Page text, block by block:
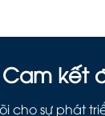
Cam kết
cho sự phát